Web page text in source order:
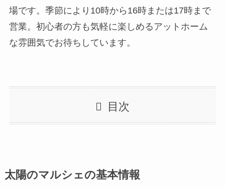
場です。季節により10時から16時または17時まで
営業。初心者の方も気軽に楽しめるアットホーム
な雰囲気でお待ちしています。
目次
太陽のマルシェの基本情報